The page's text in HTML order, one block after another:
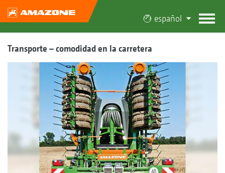
español
Transporte – comodidad en la carretera